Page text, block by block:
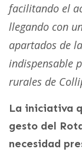
facilitando el
llegando con
apartados de
indispensable
rurales de
La iniciativa
gesto del
necesidad